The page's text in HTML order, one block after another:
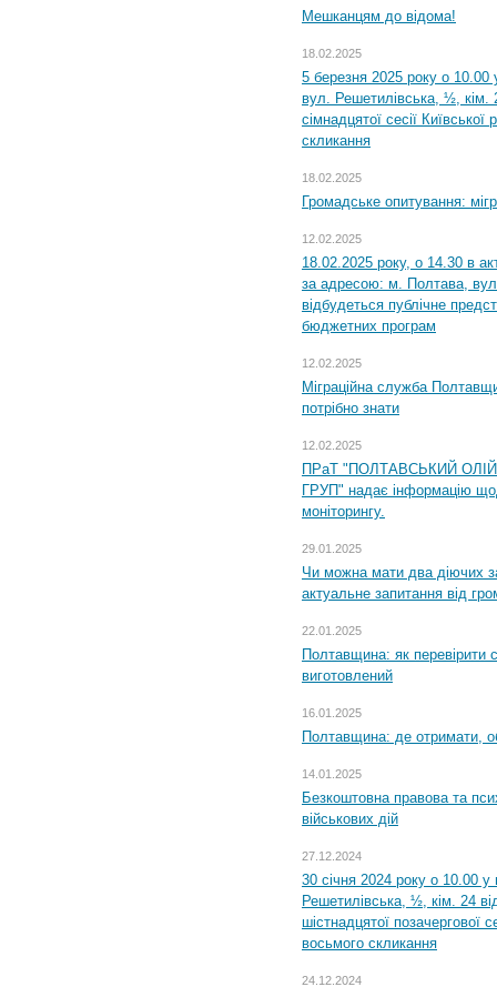
Мешканцям до відома!
18.02.2025
5 березня 2025 року о 10.00
вул. Решетилівська, ½, кім.
сімнадцятої сесії
скликання
18.02.2025
Громадське опитування:
12.02.2025
18.02.2025 року, о 14.30 в
за адресою: м. Полтава,
відбудеться публічне
бюджетних програм
12.02.2025
Міграційна служба
потрібно знати
12.02.2025
ПРаТ "ПОЛТАВСЬКИЙ
ГРУП" надає інформацію
моніторингу.
29.01.2025
Чи можна мати два діючих
актуальне запитання від
22.01.2025
Полтавщина: як перевірити
виготовлений
16.01.2025
Полтавщина: де отримати,
14.01.2025
Безкоштовна правова та
військових дій
27.12.2024
30 січня 2024 року о 10.00 у
Решетилівська, ½, кім. 24
шістнадцятої позачергової
восьмого скликання
24.12.2024